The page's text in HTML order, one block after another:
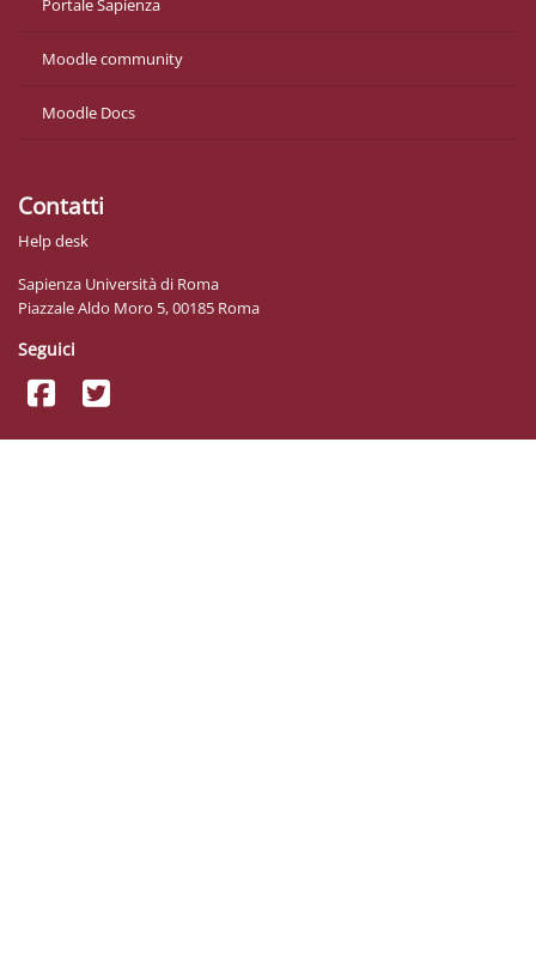
Portale Sapienza
Moodle community
Moodle Docs
Contatti
Help desk
Sapienza Università di Roma
Piazzale Aldo Moro 5, 00185 Roma
Seguici